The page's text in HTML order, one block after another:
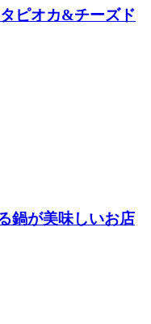
ピオカ&チーズド
鍋が美味しいお店